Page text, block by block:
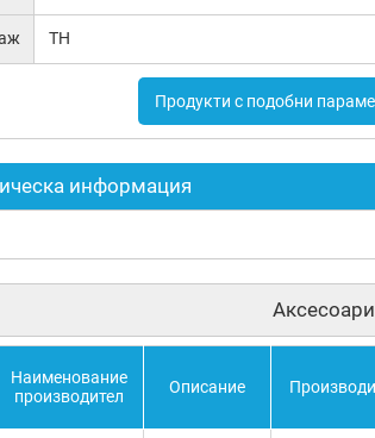
TH
Продукти с подобни
информация
Аксесоари
Наименование
производител
Описание